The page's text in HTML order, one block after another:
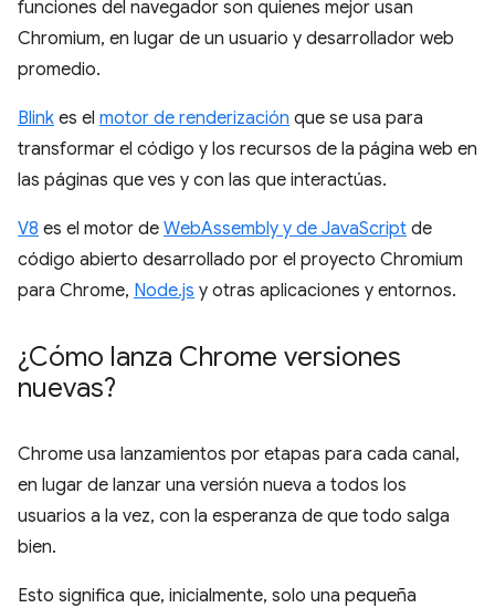
funciones del navegador son quienes mejor usan
Chromium, en lugar de un usuario y desarrollador web
promedio.
Blink es el motor de renderización que se usa para
transformar el código y los recursos de la página web en
las páginas que ves y con las que interactúas.
V8 es el motor de WebAssembly y de JavaScript de
código abierto desarrollado por el proyecto Chromium
para Chrome, Node.js y otras aplicaciones y entornos.
¿Cómo lanza Chrome versiones
nuevas?
Chrome usa lanzamientos por etapas para cada canal,
en lugar de lanzar una versión nueva a todos los
usuarios a la vez, con la esperanza de que todo salga
bien.
Esto significa que, inicialmente, solo una pequeña